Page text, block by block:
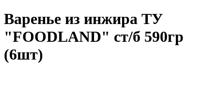
Варенье из инжира ТУ
"FOODLAND" ст/б 590гр
(6шт)